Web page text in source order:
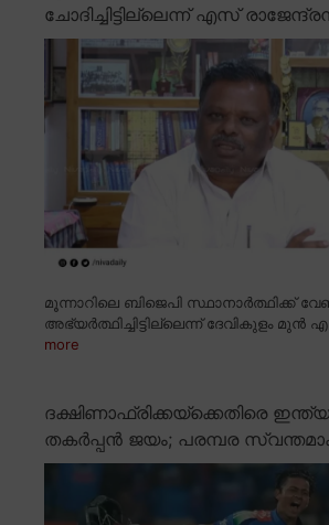
ചോദിച്ചിട്ടില്ലെന്ന് എസ്
മൂന്നാറിലെ ബിജെപി സ്ഥാനാർത്ഥിക്ക്
അഭ്യർത്ഥിച്ചിട്ടില്ലെന്ന് ദേവികുളം
more
ദക്ഷിണാഫ്രിക്കയ്ക്കെതിരെ
തകർപ്പൻ ജയം; പരമ്പര